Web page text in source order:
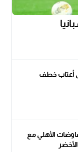
أعتاب خطف
الأهلي مع